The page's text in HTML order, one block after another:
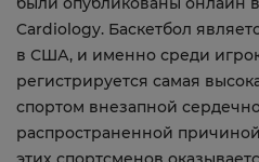
Cardiology. Баскетбол
в США, и именно среди
регистрируется самая
спортом внезапной
распространенной